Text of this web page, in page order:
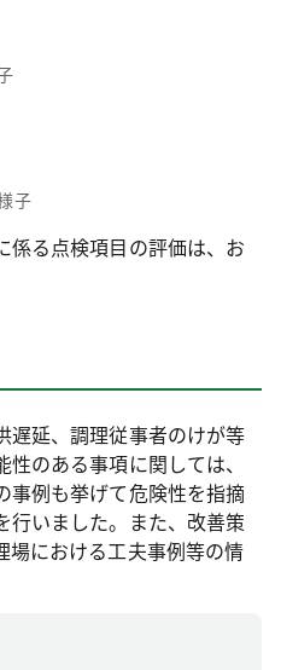
子
る点検項目の評価は、お
遅延、調理従事者のけが等
のある事項に関しては、
事例も挙げて危険性を指摘
行いました。また、改善策
場における工夫事例等の情